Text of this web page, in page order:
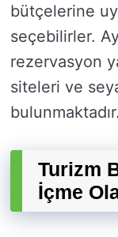
bütçelerine
seçebilirler.
rezervasyon
siteleri ve
bulunmaktadır.
Turizm
İçme